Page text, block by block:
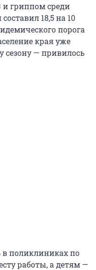
и гриппом среди
18,5 на 10
порога
края уже
сезону — привилось
поликлиниках по
работы, а детям —